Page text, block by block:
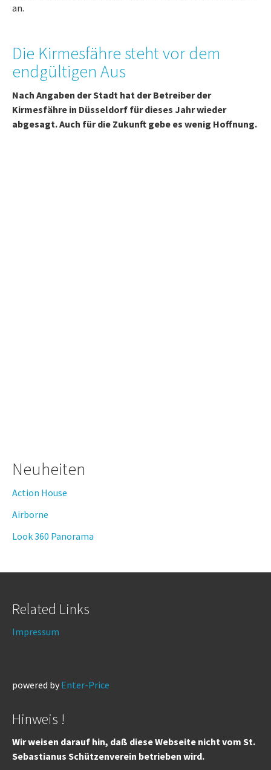
an.
Die Kirmesfähre steht vor dem
endgültigen Aus
Nach Angaben der Stadt hat der Betreiber der
Kirmesfähre in Düsseldorf für dieses Jahr wieder
abgesagt. Auch für die Zukunft gebe es wenig Hoffnung.
Neuheiten
Action House
Airborne
Look 360 Panorama
Related Links
Impressum
powered by Enter-Price
Hinweis !
Wir weisen darauf hin, daß diese Webseite nicht vom St.
Sebastianus Schützenverein betrieben wird.